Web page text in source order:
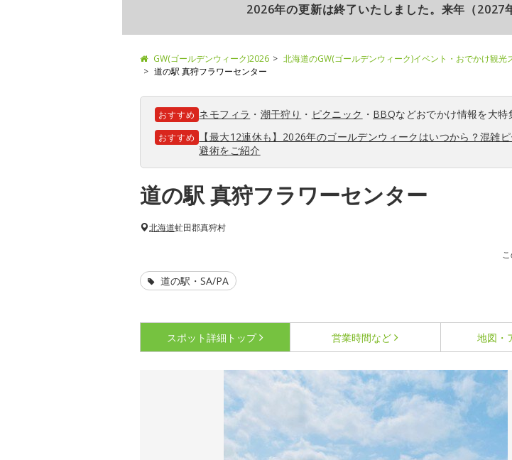
2026年の更新は終了いたしました。来年（2027
GW(ゴールデンウィーク)2026 北海道のGW(ゴールデンウィーク)イベント・おでかけ観光
道の駅 真狩フラワーセンター
おすすめ ネモフィラ ・ 潮干狩り ・ ピクニック ・ BBQなどおでかけ情報を大特
おすすめ
【最大12連休も】2026年のゴールデンウィークはいつから？混雑
避術をご紹介
道の駅 真狩フラワーセンター
北海道虻田郡真狩村
道の駅・SA/PA
スポット詳細 トップ 営業時間など 地図・